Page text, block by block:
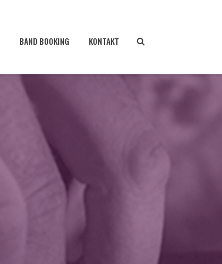
BAND BOOKING KONTAKT